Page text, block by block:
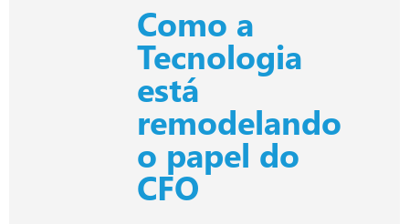
Como a
Tecnologia
está
remodelando
o papel do
CFO